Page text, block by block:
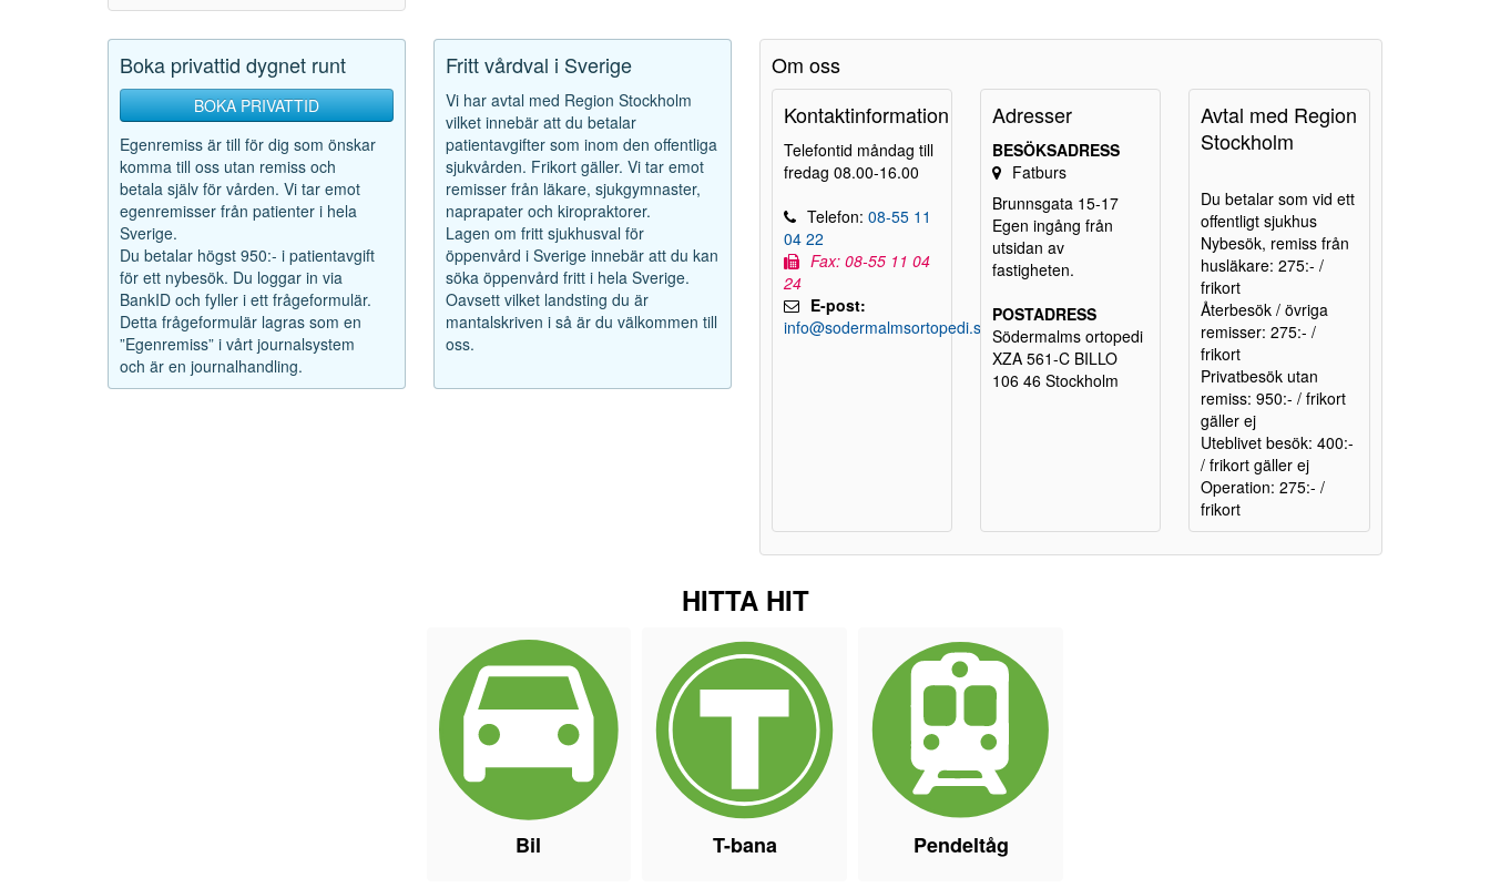
Boka privattid dygnet runt
BOKA PRIVATTID
Egenremiss är till för dig som önskar
komma till oss utan remiss och
betala själv för vården. Vi tar emot
egenremisser från patienter i hela
Sverige.
Du betalar högst 950:- i patientavgift
för ett nybesök. Du loggar in via
BankID och fyller i ett frågeformulär.
Detta frågeformulär lagras som en
”Egenremiss” i vårt journalsystem
och är en journalhandling.
Fritt vårdval i Sverige
Vi har avtal med Region Stockholm
vilket innebär att du betalar
patientavgifter som inom den offentliga
sjukvården. Frikort gäller. Vi tar emot
remisser från läkare, sjukgymnaster,
naprapater och kiropraktorer.
Lagen om fritt sjukhusval för
öppenvård i Sverige innebär att du kan
söka öppenvård fritt i hela Sverige.
Oavsett vilket landsting du är
mantalskriven i så är du välkommen till
oss.
Om oss
Kontaktinformation
Telefontid måndag till
fredag 08.00-16.00
Telefon: 08-55 11
04 22
Fax: 08-55 11 04
24
E-post:
info@sodermalmsortopedi.se
Adresser
BESÖKSADRESS
Fatburs
Brunnsgata 15-17
Egen ingång från
utsidan av
fastigheten.
POSTADRESS
Södermalms ortopedi
XZA 561-C BILLO
106 46 Stockholm
Avtal med Region
Stockholm
Du betalar som vid ett
offentligt sjukhus
Nybesök, remiss från
husläkare: 275:- /
frikort
Återbesök / övriga
remisser: 275:- /
frikort
Privatbesök utan
remiss: 950:- / frikort
gäller ej
Uteblivet besök: 400:-
/ frikort gäller ej
Operation: 275:- /
frikort
HITTA HIT
Bil T-bana Pendeltåg